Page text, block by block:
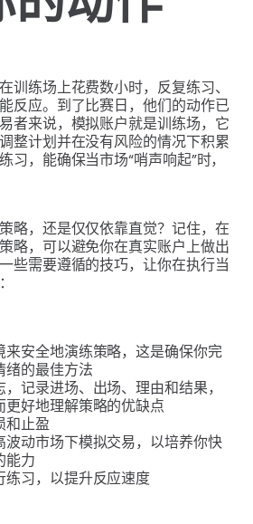
训练场上花费数小时，反复练习、
反应。到了比赛日，他们的动作已
者来说，模拟账户就是训练场，它
整计划并在没有风险的情况下积累
习，能确保当市场“哨声响起”时，
略，还是仅仅依靠直觉？记住，在
略，可以避免你在真实账户上做出
些需要遵循的技巧，让你在执行当
来安全地演练策略，这是确保你完
绪的最佳方法
记录进场、出场、理由和结果，
好地理解策略的优缺点
和止盈
波动市场下模拟交易，以培养你快
能力
练习，以提升反应速度